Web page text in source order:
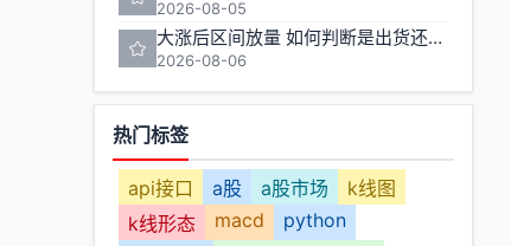
2026-08-05
大涨后区间放量 如何判断是出货还是洗盘
2026-08-06
热门标签
api接口 a股 a股市场
k线图
k线形态
macd
python